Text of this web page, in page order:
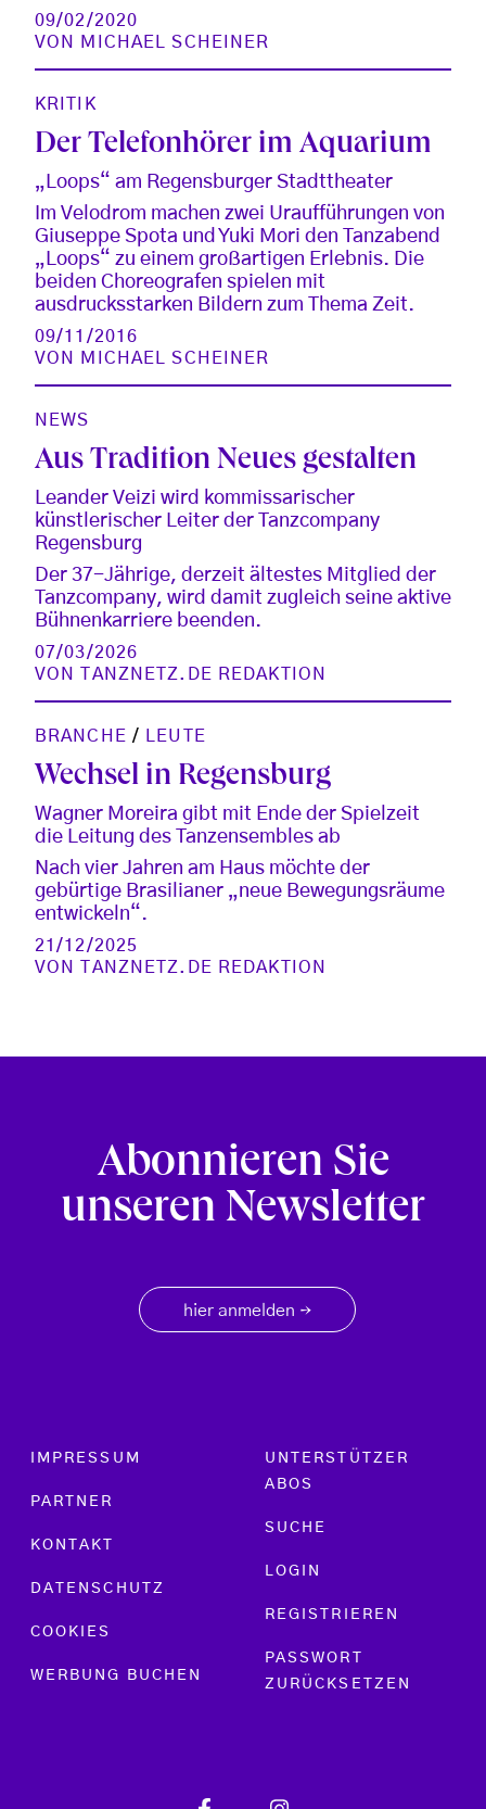
09/02/2020
VON MICHAEL SCHEINER
KRITIK
Der Telefonhörer im Aquarium
„Loops“ am Regensburger Stadttheater
Im Velodrom machen zwei Uraufführungen von
Giuseppe Spota und Yuki Mori den Tanzabend
„Loops“ zu einem großartigen Erlebnis. Die
beiden Choreografen spielen mit
ausdrucksstarken Bildern zum Thema Zeit.
09/11/2016
VON MICHAEL SCHEINER
NEWS
Aus Tradition Neues gestalten
Leander Veizi wird kommissarischer
künstlerischer Leiter der Tanzcompany
Regensburg
Der 37-Jährige, derzeit ältestes Mitglied der
Tanzcompany, wird damit zugleich seine aktive
Bühnenkarriere beenden.
07/03/2026
VON
TANZNETZ.DE REDAKTION
BRANCHE / LEUTE
Wechsel in Regensburg
Wagner Moreira gibt mit Ende der Spielzeit
die Leitung des Tanzensembles ab
Nach vier Jahren am Haus möchte der
gebürtige Brasilianer „neue Bewegungsräume
entwickeln“.
21/12/2025
VON
TANZNETZ.DE REDAKTION
Abonnieren Sie
unseren Newsletter
hier anmelden →
Footer menu
IMPRESSUM
PARTNER
KONTAKT
DATENSCHUTZ
COOKIES
WERBUNG BUCHEN
UNTERSTÜTZER
ABOS
SUCHE
LOGIN
REGISTRIEREN
PASSWORT
ZURÜCKSETZEN